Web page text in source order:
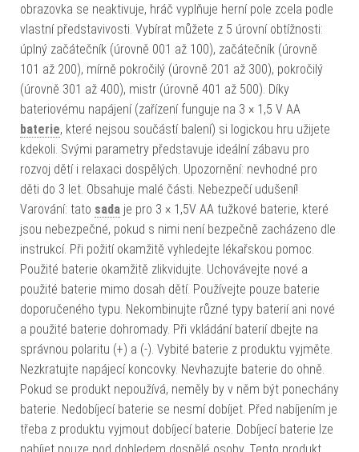
obrazovka se neaktivuje, hráč vyplňuje herní pole zcela podle
vlastní představivosti. Vybírat můžete z 5 úrovní obtížnosti:
úplný začátečník (úrovně 001 až 100), začátečník (úrovně
101 až 200), mírně pokročilý (úrovně 201 až 300), pokročilý
(úrovně 301 až 400), mistr (úrovně 401 až 500). Díky
bateriovému napájení (zařízení funguje na 3 × 1,5 V AA
baterie, které nejsou součástí balení) si logickou hru užijete
kdekoli. Svými parametry představuje ideální zábavu pro
rozvoj dětí i relaxaci dospělých. Upozornění: nevhodné pro
děti do 3 let. Obsahuje malé části. Nebezpečí udušení!
Varování: tato sada je pro 3 × 1,5V AA tužkové baterie, které
jsou nebezpečné, pokud s nimi není bezpečně zacházeno dle
instrukcí. Při požití okamžitě vyhledejte lékařskou pomoc.
Použité baterie okamžitě zlikvidujte. Uchovávejte nové a
použité baterie mimo dosah dětí. Používejte pouze baterie
doporučeného typu. Nekombinujte různé typy baterií ani nové
a použité baterie dohromady. Při vkládání baterií dbejte na
správnou polaritu (+) a (-). Vybité baterie z produktu vyjměte.
Nezkratujte napájecí koncovky. Nevhazujte baterie do ohně.
Pokud se produkt nepoužívá, neměly by v něm být ponechány
baterie. Nedobíjecí baterie se nesmí dobíjet. Před nabíjením je
třeba z produktu vyjmout dobíjecí baterie. Dobíjecí baterie lze
nabíjet pouze pod dohledem dospělé osoby. Tento produkt